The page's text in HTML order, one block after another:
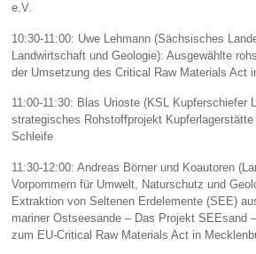
e.V.
10:30-11:00: Uwe Lehmann (Sächsisches
Landwirtschaft und Geologie): Ausgewählte
der Umsetzung des Critical Raw Materials Act
11:00-11:30: Blas Urioste (KSL Kupferschiefer
strategisches Rohstoffprojekt
Schleife
11:30-12:00: Andreas Börner und Koautoren
Vorpommern für Umwelt, Naturschutz und
Extraktion von Seltenen Erdelemente (SEE)
mariner Ostseesande – Das Projekt SEEsand
zum EU-Critical Raw Materials Act in